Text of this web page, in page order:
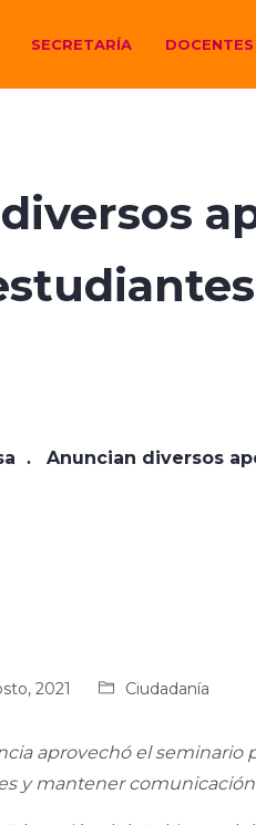
SECRETARÍA DOCENTES
Anuncian diversos
2021 Ciudadanía
aprovechó el seminario
y mantener